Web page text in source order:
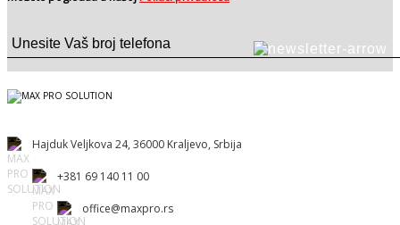
Hajduk Veljkova 24, 36000 Kraljevo, Srbija
+381 69 140 11 00
office@maxpro.rs